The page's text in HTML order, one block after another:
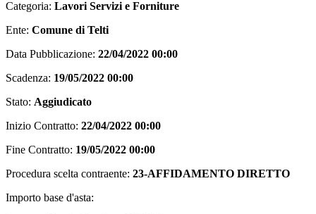
Categoria: Lavori Servizi e Forniture
Ente: Comune di Telti
Data Pubblicazione: 22/04/2022 00:00
Scadenza: 19/05/2022 00:00
Stato: Aggiudicato
Inizio Contratto: 22/04/2022 00:00
Fine Contratto: 19/05/2022 00:00
Procedura scelta contraente: 23-AFFIDAMENTO DIRETTO
Importo base d'asta: